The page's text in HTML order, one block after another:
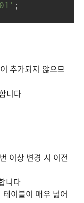
;
추가되지 않으므
니다
이상 변경 시 이전
니다
이블이 매우 넓어